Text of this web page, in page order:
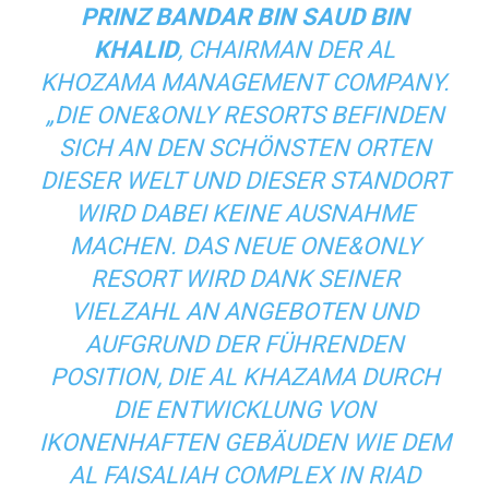
PRINZ BANDAR BIN SAUD BIN
KHALID, CHAIRMAN DER AL
KHOZAMA MANAGEMENT COMPANY.
„DIE ONE&ONLY RESORTS BEFINDEN
SICH AN DEN SCHÖNSTEN ORTEN
DIESER WELT UND DIESER STANDORT
WIRD DABEI KEINE AUSNAHME
MACHEN. DAS NEUE ONE&ONLY
RESORT WIRD DANK SEINER
VIELZAHL AN ANGEBOTEN UND
AUFGRUND DER FÜHRENDEN
POSITION, DIE AL KHAZAMA DURCH
DIE ENTWICKLUNG VON
IKONENHAFTEN GEBÄUDEN WIE DEM
AL FAISALIAH COMPLEX IN RIAD